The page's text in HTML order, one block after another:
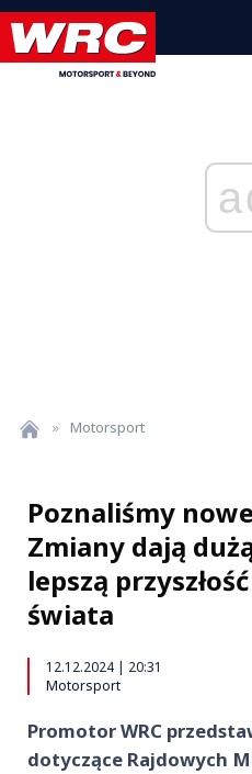
» Motorsport
Poznaliśmy
Zmiany dają
lepszą
świata
12.12.2024 | 20:31
Motorsport
Promotor WRC
dotyczące Rajdowych